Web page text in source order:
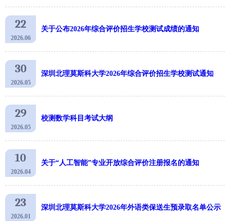
22
2026.06
关于公布2026年综合评价招生学校测试成绩的通知
30
2026.05
深圳北理莫斯科大学2026年综合评价招生学校测试通知
29
2026.05
校测数学科目考试大纲
10
2026.04
关于“人工智能”专业开放综合评价注册报名的通知
23
2026.01
深圳北理莫斯科大学2026年外语类保送生预录取名单公示